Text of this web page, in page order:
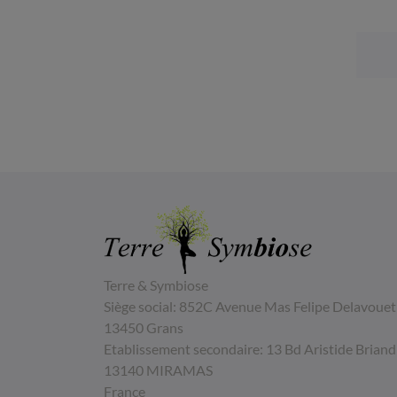
Terre & Symbiose
Siège social: 852C Avenue Mas Felipe
13450 Grans
Etablissement secondaire: 13 Bd Aristide
13140 MIRAMAS
France